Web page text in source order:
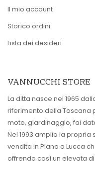
Il mio account
Storico ordini
Lista dei desideri
VANNUCCHI STORE
La ditta nasce nel 1965
riferimento della Toscana
moto, giardinaggio, fai
Nel 1993 amplia la
vendita in Piano a Lucca
offrendo così un elevata